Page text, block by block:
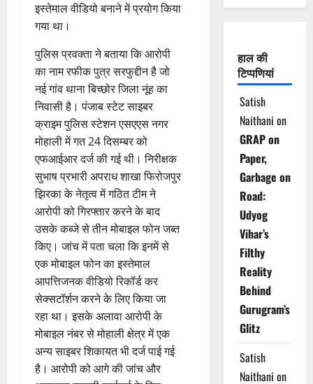
इस्तेमाल वीडियो बनाने में प्रयोग किया
गया था।
पुलिस प्रवक्ता ने बताया कि आरोपी
का नाम रफीक पुत्र सरफुद्दीन है जो
नई गांव थाना बिच्छोर जिला नूंह का
निवासी है। पंजाब स्टेट साइबर
क्राइम पुलिस स्टेशन एसएएस नगर
मोहाली में गत 24 दिसम्बर को
एफआईआर दर्ज की गई थी। निरीक्षक
सुभाष प्रभारी अपराध शाखा फिरोजपुर
झिरका के नेतृत्व में गठित टीम ने
आरोपी को गिरफ्तार करने के बाद
उसके कब्जे से तीन मोबाइल फोन जब्त
किए। जांच में पता चला कि इनमें से
एक मोबाइल फोन का इस्तेमाल
आपत्तिजनक वीडियो रिकॉर्ड कर
सेक्सटॉर्शन करने के लिए किया जा
रहा था। इसके अलावा आरोपी के
मोबाइल नंबर से मोहाली क्षेत्र में एक
अन्य साइबर शिकायत भी दर्ज पाई गई
है। आरोपी को आगे की जांच और
हाल की
टिप्पणियां
Satish
Naithani on
GRAP on
Paper,
Garbage on
Road:
Udyog
Vihar’s
Filthy
Reality
Behind
Gurugram’s
Glitz
Satish
Naithani on